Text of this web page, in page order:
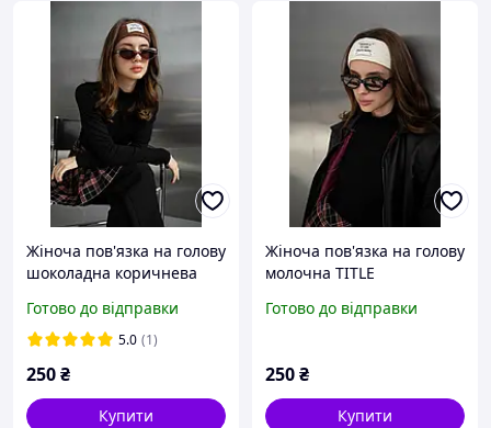
Жіноча пов'язка на голову
шоколадна коричнева
Готово до відправки
5.0 (1)
250₴
Купити
Жіноча пов'язка на голову
молочна TITLE
Готово до відправки
250₴
Купити